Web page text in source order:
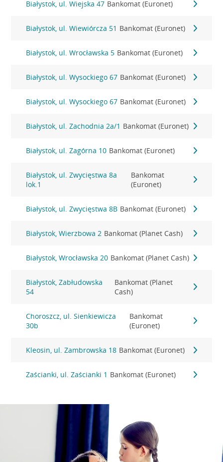
Białystok, ul. Wiejska 47 Bankomat (Euronet)
Białystok, ul. Wiewiórcza 51 Bankomat (Euronet)
Białystok, ul. Wrocławska 5 Bankomat (Euronet)
Białystok, ul. Wysockiego 67 Bankomat (Euronet)
Białystok, ul. Wysockiego 67 Bankomat (Euronet)
Białystok, ul. Zachodnia 2a/1 Bankomat (Euronet)
Białystok, ul. Zagórna 10 Bankomat (Euronet)
Białystok, ul. Zwycięstwa 8a
lok.1
Bankomat
(Euronet)
Białystok, ul. Zwycięstwa 8B Bankomat (Euronet)
Białystok, Wierzbowa 2 Bankomat (Planet Cash)
Białystok, Wrocławska 20 Bankomat (Planet Cash)
Białystok, Zabłudowska
54
Bankomat (Planet
Cash)
Choroszcz, ul. Sienkiewicza
30b
Bankomat
(Euronet)
Kleosin, ul. Zambrowska 18 Bankomat (Euronet)
Zaścianki, ul. Zaścianki 1 Bankomat (Euronet)